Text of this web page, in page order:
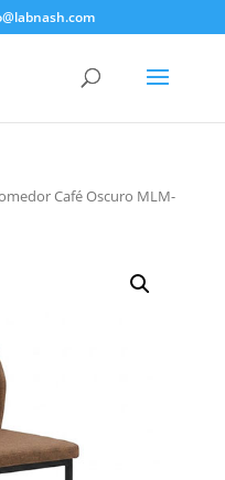
Café Oscuro MLM-